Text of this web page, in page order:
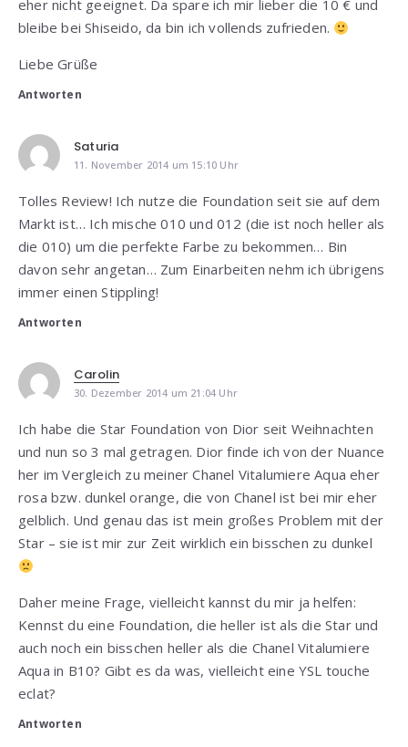
eher nicht geeignet. Da spare ich mir lieber die 10 € und
bleibe bei Shiseido, da bin ich vollends zufrieden.
Liebe Grüße
Antworten
Saturia
11. November 2014 um 15:10 Uhr
Tolles Review! Ich nutze die Foundation seit sie auf dem
Markt ist… Ich mische 010 und 012 (die ist noch heller als
die 010) um die perfekte Farbe zu bekommen… Bin
davon sehr angetan… Zum Einarbeiten nehm ich übrigens
immer einen Stippling!
Antworten
Carolin
30. Dezember 2014 um 21:04 Uhr
Ich habe die Star Foundation von Dior seit Weihnachten
und nun so 3 mal getragen. Dior finde ich von der Nuance
her im Vergleich zu meiner Chanel Vitalumiere Aqua eher
rosa bzw. dunkel orange, die von Chanel ist bei mir eher
gelblich. Und genau das ist mein großes Problem mit der
Star – sie ist mir zur Zeit wirklich ein bisschen zu dunkel
Daher meine Frage, vielleicht kannst du mir ja helfen:
Kennst du eine Foundation, die heller ist als die Star und
auch noch ein bisschen heller als die Chanel Vitalumiere
Aqua in B10? Gibt es da was, vielleicht eine YSL touche
eclat?
Antworten